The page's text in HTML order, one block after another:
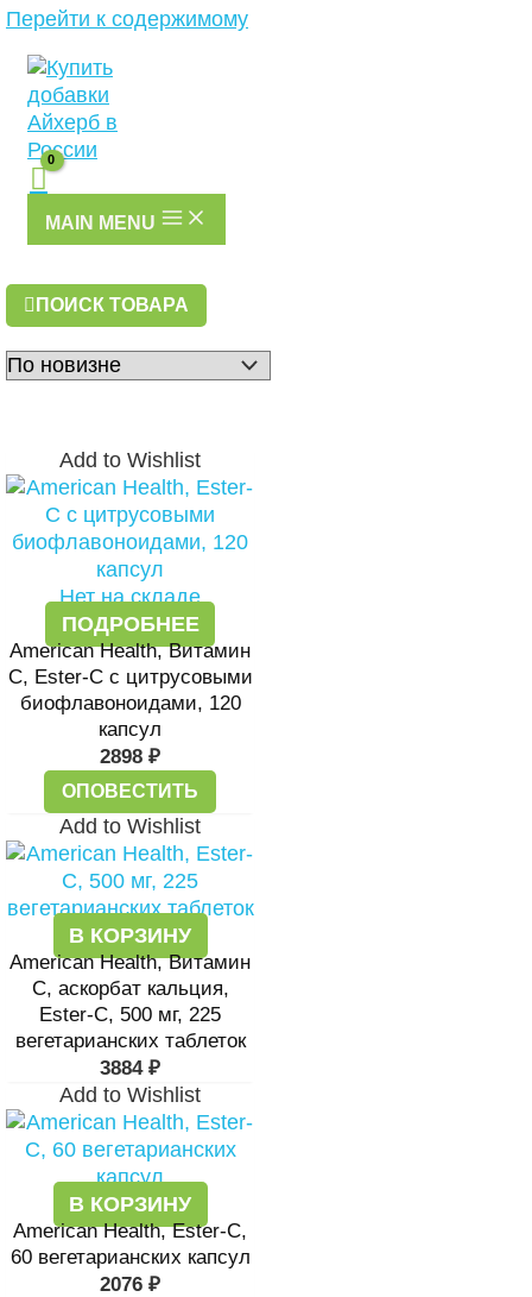
Перейти к содержимому
MAIN MENU
ПОИСК ТОВАРА
Add to Wishlist
Нет на складе
ПОДРОБНЕЕ
American Health, Витамин
С, Ester-C с цитрусовыми
биофлавоноидами, 120
капсул
2898 ₽
ОПОВЕСТИТЬ
Add to Wishlist
В КОРЗИНУ
American Health, Витамин
С, аскорбат кальция,
Ester-C, 500 мг, 225
вегетарианских таблеток
3884 ₽
Add to Wishlist
В КОРЗИНУ
American Health, Ester-C,
60 вегетарианских капсул
2076 ₽